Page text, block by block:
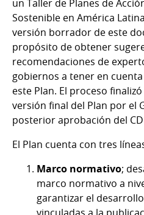
un Taller de Planes de
Sostenible en América
versión borrador de este
propósito de obtener
recomendaciones de
gobiernos a tener en
este Plan. El proceso
versión final del Plan por el
posterior aprobación del
El Plan cuenta con tres
Marco normativo;
marco normativo a
garantizar el